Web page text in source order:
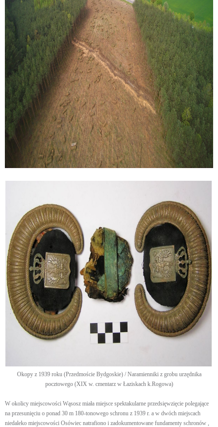
Okopy z 1939 roku (Przedmoście Bydgoskie) / Naramienniki z grobu urzędnika
pocztowego (XIX w. cmentarz w Łaziskach k.Rogowa)
W okolicy miejscowości Wąsosz miała miejsce spektakularne przedsięwzięcie polegające
na przesunięciu o ponad 30 m 180-tonowego schronu z 1939 r. a w dwóch miejscach
niedaleko miejscowości Osówiec natrafiono i zadokumentowane fundamenty schronów ,